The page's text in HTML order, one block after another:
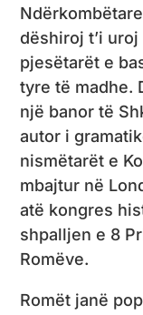
dëshiroj t’i
pjesëtarët e
tyre të madhe.
një banor të
autor i
nismëtarët e
mbajtur në
atë kongres
shpalljen e 8
Romëve.
Romët janë